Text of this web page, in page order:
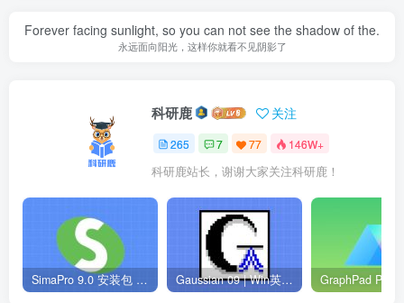
Forever facing sunlight, so you can not see the shadow of the.
永远面向阳光，这样你就看不见阴影了
科研鹿 关注
265 7 77 146W+
科研鹿站长，谢谢大家关注科研鹿！
SimaPro 9.0 安装包 | Win英文版 | 生命周期评估软件 | 安装教程 Gaussian 09 | Win英文版 | 量子化学软件 | 安装教程